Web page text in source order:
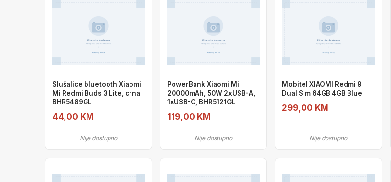
Slušalice bluetooth Xiaomi
Mi Redmi Buds 3 Lite, crna
BHR5489GL
44,00 KM
Nije dostupno
PowerBank Xiaomi Mi
20000mAh, 50W 2xUSB-A,
1xUSB-C, BHR5121GL
119,00 KM
Nije dostupno
Mobitel XIAOMI Redmi 9
Dual Sim 64GB 4GB Blue
299,00 KM
Nije dostupno